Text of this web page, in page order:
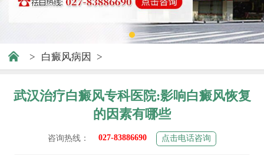
> 白癜风病因 >
武汉治疗白癜风专科医院:影响白癜风恢复
的因素有哪些
咨询热线： 027-83886690 点击电话咨询